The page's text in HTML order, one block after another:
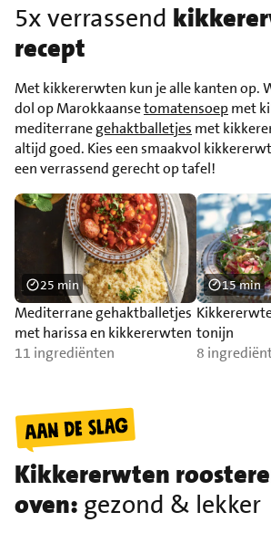
5x verrassend
recept
Met kikkererwten kun je alle kanten op.
dol op Marokkaansetomatensoepmet
mediterranegehaktballetjes met
altijd goed. Kies een smaakvol
een verrassend gerecht op tafel!
Mediterrane gehaktballetjes
met harissa en kikkererwten
11 ingrediënten
25 min
tonijn
8
15 min
Kikkererwten
oven: gezond & lekker